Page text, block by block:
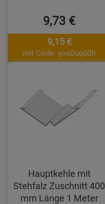
9,73 €
9,15 €
mit Code: yos0uq60fr
Hauptkehle mit
Stehfalz Zuschnitt 400
mm Länge 1 Meter